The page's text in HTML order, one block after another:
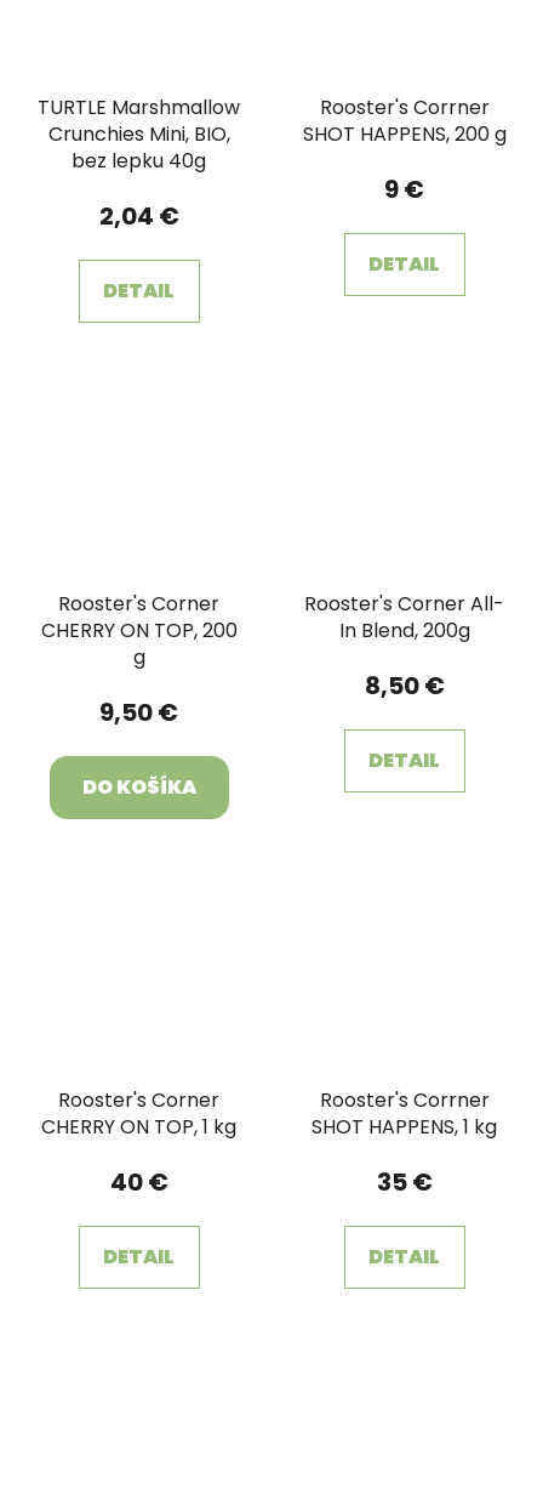
TURTLE Marshmallow
Crunchies Mini, BIO,
bez lepku 40g
2,04 €
DETAIL
Rooster's Corrner
SHOT HAPPENS, 200 g
9 €
DETAIL
Rooster's Corner
CHERRY ON TOP, 200
g
9,50 €
DO KOŠÍKA
Rooster's Corner All-
In Blend, 200g
8,50 €
DETAIL
Rooster's Corner
CHERRY ON TOP, 1 kg
40 €
DETAIL
Rooster's Corrner
SHOT HAPPENS, 1 kg
35 €
DETAIL